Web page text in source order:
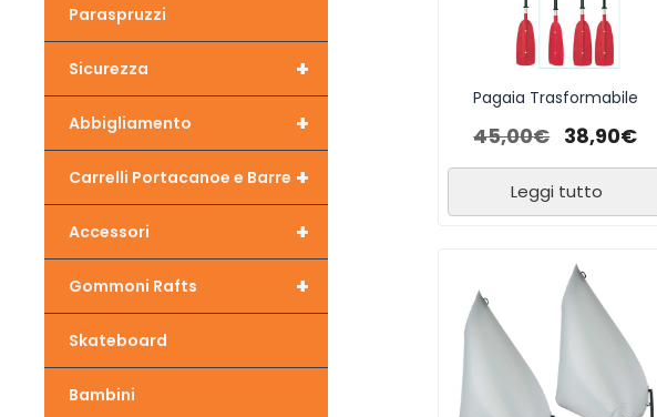
Pagaia Trasformabile
45,00€ 38,90€
Leggi tutto
Paraspruzzi
+
Sicurezza
+
Abbigliamento
+
Carrelli Portacanoe e Barre
+
Accessori
+
Gommoni Rafts
Skateboard
Bambini